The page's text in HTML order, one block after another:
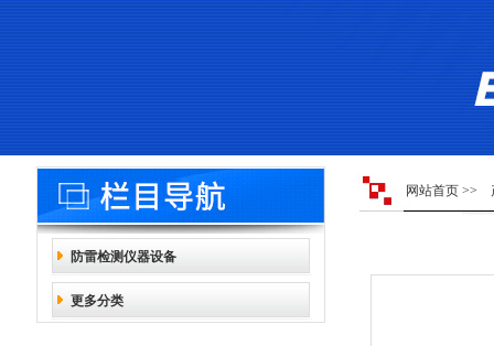
防雷检测仪器设备
更多分类
网站首页 >>